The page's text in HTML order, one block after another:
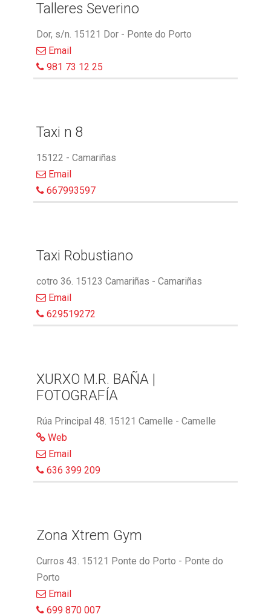
Talleres Severino
Dor, s/n. 15121 Dor - Ponte do Porto
Email
981 73 12 25
Taxi n 8
15122 - Camariñas
Email
667993597
Taxi Robustiano
cotro 36. 15123 Camariñas - Camariñas
Email
629519272
XURXO M.R. BAÑA |
FOTOGRAFÍA
Rúa Principal 48. 15121 Camelle - Camelle
Web
Email
636 399 209
Zona Xtrem Gym
Curros 43. 15121 Ponte do Porto - Ponte do
Porto
Email
699 870 007